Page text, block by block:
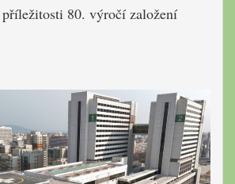
80. výročí založení